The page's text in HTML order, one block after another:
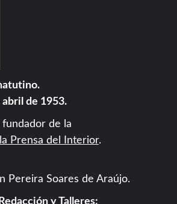
abril de 1953.
de la
Prensa del Interior.
Pereira Soares de Araújo.
y Talleres: